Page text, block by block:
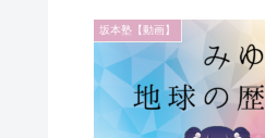
坂本塾【動画】